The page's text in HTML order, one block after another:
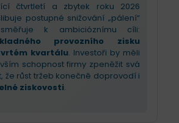
čtvrtletí a zbytek roku 2026
postupné snižování „pálení“
k ambicióznímu cíli:
provozního zisku
kvartálu. Investoři by měli
schopnost firmy zpeněžit svá
že růst tržeb konečně doprovodí i
ziskovosti.